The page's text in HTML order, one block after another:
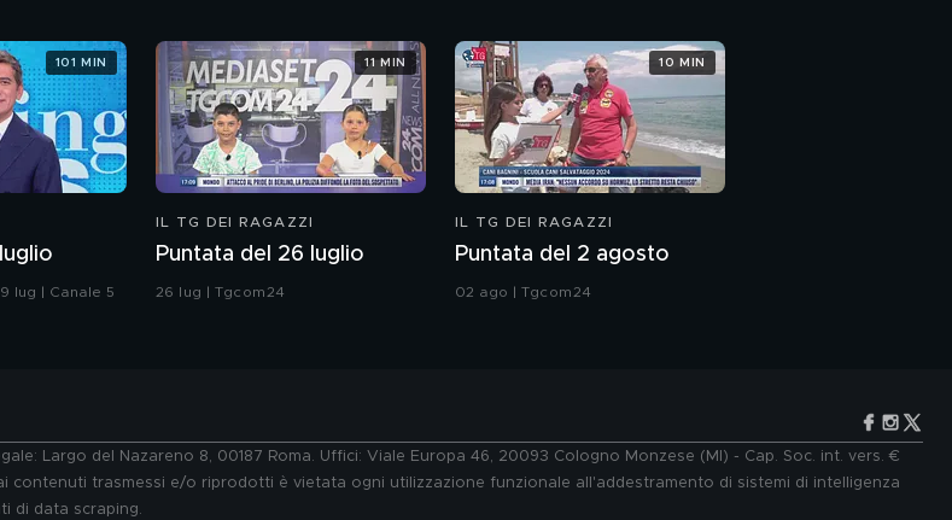
lug | Canale 5
101 MIN
IL TG DEI RAGAZZI
Puntata del 26 luglio
26 lug | Tgcom24
11 MIN
IL TG DEI RAGAZZI
Puntata del 2 agosto
02 ago | Tgcom24
10 MIN
Largo del Nazareno 8, 00187 Roma. Uffici: Viale Europa 46, 20093 Cologno Monzese (MI) - Cap. Soc. int. vers. €
contenuti trasmessi e/o riprodotti è vietata ogni utilizzazione funzionale all'addestramento di sistemi di intelligenza
di data scraping.